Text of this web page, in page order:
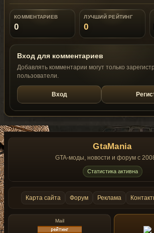
КОММЕНТАРИЕВ
0
ЛУЧШИЙ РЕЙТИНГ
0
Вход для комментариев
Добавлять комментарии могут только
пользователи.
Вход
GtaMania
GTA-моды, новости и форум с
Статистика активна
Карта сайта Форум Реклама
Mail